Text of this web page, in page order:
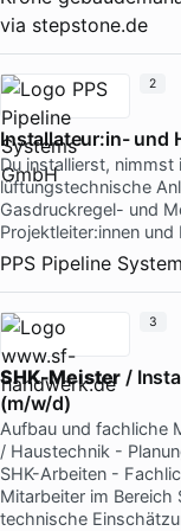
via stepstone.de
Installateur:in- und
Du installierst,
lüftungstechnische
Gasdruckregel- und
Projektleiter:innen
PPS Pipeline
2
SHK-Meister /
(m/w/d)
Aufbau und fachliche
/ Haustechnik -
SHK-Arbeiten -
Mitarbeiter im Bereich
technische
3